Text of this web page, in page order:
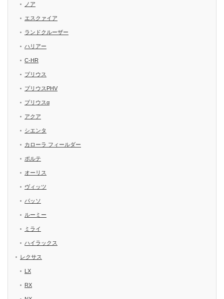
ノア
エスクァイア
ランドクルーザー
ハリアー
C-HR
プリウス
プリウスPHV
プリウスα
アクア
シエンタ
カローラ フィールダー
ポルテ
オーリス
ヴィッツ
パッソ
ルーミー
ミライ
ハイラックス
レクサス
LX
RX